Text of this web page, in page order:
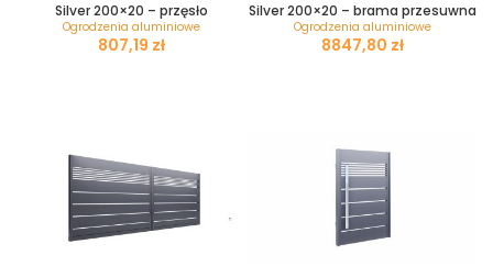
Silver 200×20 – przęsło
Ogrodzenia aluminiowe
zł
Silver 200×20 – brama przesuwna
Ogrodzenia aluminiowe
zł